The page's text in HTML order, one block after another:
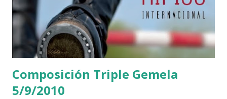
Composición Triple Gemela
5/9/2010